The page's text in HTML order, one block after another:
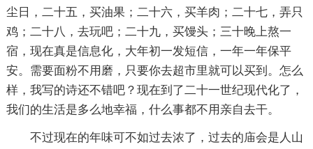
尘日，二十五，买油果；二十六，买羊肉；二十七，弄只
鸡；二十八，去玩吧；二十九，买馒头；三十晚上熬一
宿，现在真是信息化，大年初一发短信，一年一年保平
安。需要面粉不用磨，只要你去超市里就可以买到。怎么
样，我写的诗还不错吧？现在到了二十一世纪现代化了，
我们的生活是多么地幸福，什么事都不用亲自去干。
不过现在的年味可不如过去浓了，过去的庙会是人山